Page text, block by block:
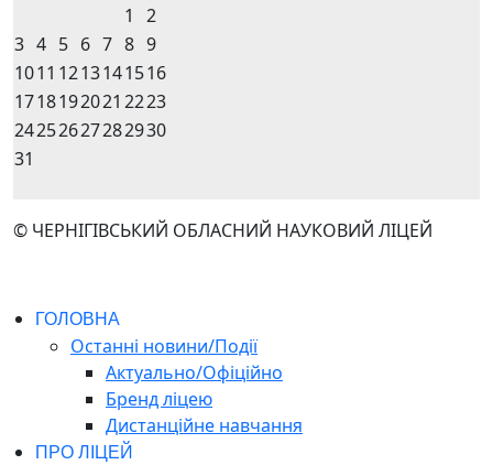
1
2
3 4 5 6 7 8 9
1011 1213141516
1718192021 2223
24252627282930
31
© ЧЕРНІГІВСЬКИЙ ОБЛАСНИЙ НАУКОВИЙ ЛІЦЕЙ
ГОЛОВНА
Останні новини/Події
Актуально/Офіційно
Бренд ліцею
Дистанційне навчання
ПРО ЛІЦЕЙ